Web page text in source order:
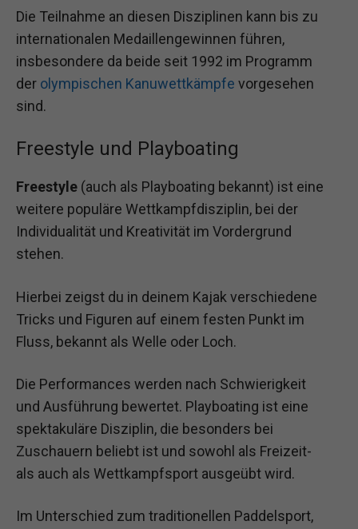
Die Teilnahme an diesen Disziplinen kann bis zu
internationalen Medaillengewinnen führen,
insbesondere da beide seit 1992 im Programm
der olympischen Kanuwettkämpfe vorgesehen
sind.
Freestyle und Playboating
Freestyle (auch als Playboating bekannt) ist eine
weitere populäre Wettkampfdisziplin, bei der
Individualität und Kreativität im Vordergrund
stehen.
Hierbei zeigst du in deinem Kajak verschiedene
Tricks und Figuren auf einem festen Punkt im
Fluss, bekannt als Welle oder Loch.
Die Performances werden nach Schwierigkeit
und Ausführung bewertet. Playboating ist eine
spektakuläre Disziplin, die besonders bei
Zuschauern beliebt ist und sowohl als Freizeit-
als auch als Wettkampfsport ausgeübt wird.
Im Unterschied zum traditionellen Paddelsport,